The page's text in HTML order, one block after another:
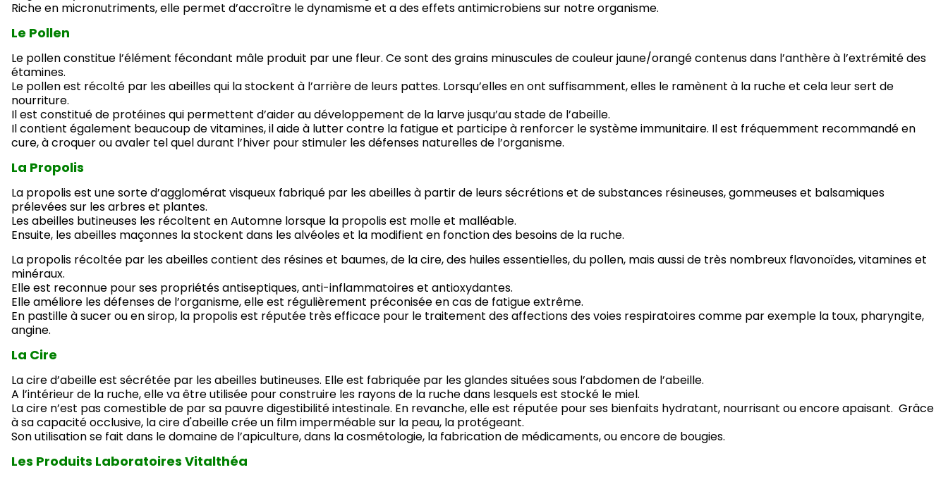
Riche en micronutriments, elle permet d’accroître le dynamisme et a des effets antimicrobiens sur notre organisme.
Le Pollen
Le pollen constitue l’élément fécondant mâle produit par une fleur. Ce sont des grains minuscules de couleur jaune/orangé contenus dans l’anthère à l’extrémité des
étamines.
Le pollen est récolté par les abeilles qui la stockent à l’arrière de leurs pattes. Lorsqu’elles en ont suffisamment, elles le ramènent à la ruche et cela leur sert de
nourriture.
Il est constitué de protéines qui permettent d’aider au développement de la larve jusqu’au stade de l’abeille.
Il contient également beaucoup de vitamines, il aide à lutter contre la fatigue et participe à renforcer le système immunitaire. Il est fréquemment recommandé en
cure, à croquer ou avaler tel quel durant l’hiver pour stimuler les défenses naturelles de l’organisme.
La Propolis
La propolis est une sorte d’agglomérat visqueux fabriqué par les abeilles à partir de leurs sécrétions et de substances résineuses, gommeuses et balsamiques
prélevées sur les arbres et plantes.
Les abeilles butineuses les récoltent en Automne lorsque la propolis est molle et malléable.
Ensuite, les abeilles maçonnes la stockent dans les alvéoles et la modifient en fonction des besoins de la ruche.
La propolis récoltée par les abeilles contient des résines et baumes, de la cire, des huiles essentielles, du pollen, mais aussi de très nombreux flavonoïdes, vitamines et
minéraux.
Elle est reconnue pour ses propriétés antiseptiques, anti-inflammatoires et antioxydantes.
Elle améliore les défenses de l’organisme, elle est régulièrement préconisée en cas de fatigue extrême.
En pastille à sucer ou en sirop, la propolis est réputée très efficace pour le traitement des affections des voies respiratoires comme par exemple la toux, pharyngite,
angine.
La Cire
La cire d’abeille est sécrétée par les abeilles butineuses. Elle est fabriquée par les glandes situées sous l’abdomen de l’abeille.
A l’intérieur de la ruche, elle va être utilisée pour construire les rayons de la ruche dans lesquels est stocké le miel.
La cire n’est pas comestible de par sa pauvre digestibilité intestinale. En revanche, elle est réputée pour ses bienfaits hydratant, nourrisant ou encore apaisant. Grâce
à sa capacité occlusive, la cire d'abeille crée un film imperméable sur la peau, la protégeant.
Son utilisation se fait dans le domaine de l’apiculture, dans la cosmétologie, la fabrication de médicaments, ou encore de bougies.
Les Produits Laboratoires Vitalthéa